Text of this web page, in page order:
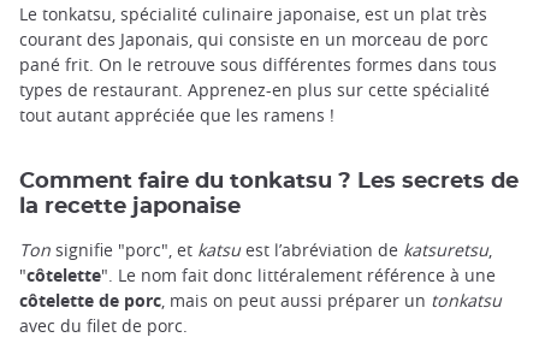
Le tonkatsu, spécialité culinaire japonaise, est un plat très
courant des Japonais, qui consiste en un morceau de porc
pané frit. On le retrouve sous différentes formes dans tous
types de restaurant. Apprenez-en plus sur cette spécialité
tout autant appréciée que les ramens !
Comment faire du tonkatsu ? Les secrets de
la recette japonaise
Ton signifie "porc", et katsuest l’abréviation de katsuretsu,
"côtelette". Le nom fait donc littéralement référence à une
côtelette de porc, mais on peut aussi préparer un tonkatsu
avec du filet de porc.